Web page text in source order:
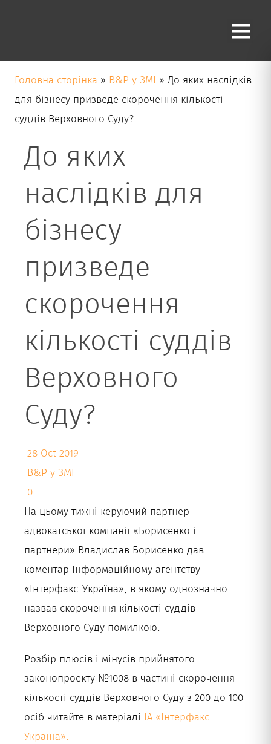
Укр
Головна сторінка » B&P у ЗМІ » До яких наслідків
для бізнесу призведе скорочення кількості
суддів Верховного Суду?
До яких
наслідків для
бізнесу
призведе
скорочення
кількості суддів
Верховного
Суду?
28 Oct 2019
B&P у ЗМІ
0
На цьому тижні керуючий партнер
адвокатської компанії «Борисенко і
партнери» Владислав Борисенко дав
коментар Інформаційному агентству
«Інтерфакс-Україна», в якому однозначно
назвав скорочення кількості суддів
Верховного Суду помилкою.
Розбір плюсів і мінусів прийнятого
законопроекту №1008 в частині скорочення
кількості суддів Верховного Суду з 200 до 100
осіб читайте в матеріалі ІА «Інтерфакс-
Україна».